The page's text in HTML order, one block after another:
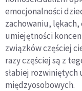
emocjonalności
zachowaniu,
umiejętności
związków częściej
razy częściej są z
słabiej rozwiniętych
międzyosobowych.